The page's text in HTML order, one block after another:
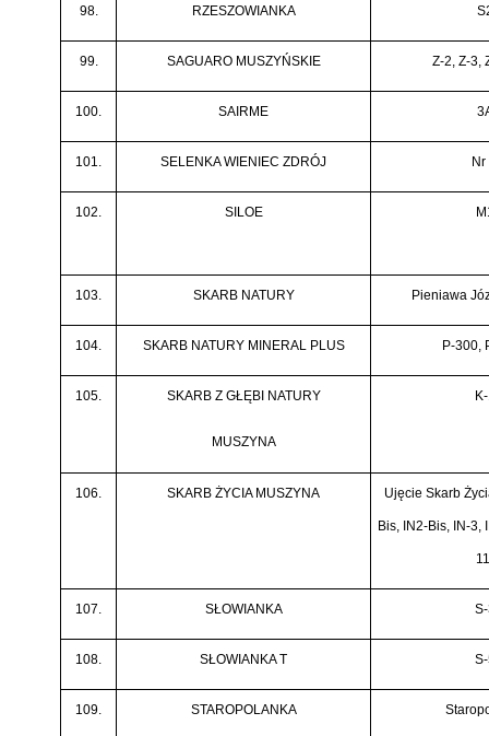
98. RZESZOWIANKA
99. SAGUARO MUSZYŃSKIE Z-2, Z-3,
100. SAIRME
101. SELENKA WIENIEC ZDRÓJ Nr
102. SILOE
103. SKARB NATURY Pieniawa
104. SKARB NATURY MINERAL PLUS P-300,
105. SKARB Z GŁĘBI NATURY
MUSZYNA
106. SKARB ŻYCIA MUSZYNA Ujęcie Skarb
Bis, IN2-Bis, IN-3,
107. SŁOWIANKA
108. SŁOWIANKA T
109. STAROPOLANKA